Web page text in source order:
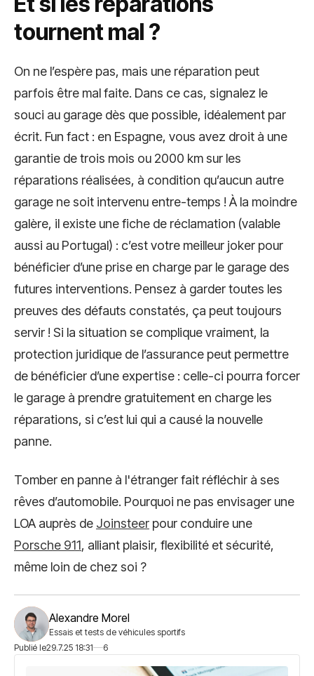
tournent mal ?
On ne l’espère pas, mais une réparation peut
parfois être mal faite. Dans ce cas, signalez le
souci au garage dès que possible, idéalement par
écrit. Fun fact : en Espagne, vous avez droit à une
garantie de trois mois ou 2000 km sur les
réparations réalisées, à condition qu’aucun autre
garage ne soit intervenu entre-temps ! À la moindre
galère, il existe une fiche de réclamation (valable
aussi au Portugal) : c’est votre meilleur joker pour
bénéficier d’une prise en charge par le garage des
futures interventions. Pensez à garder toutes les
preuves des défauts constatés, ça peut toujours
servir ! Si la situation se complique vraiment, la
protection juridique de l’assurance peut permettre
de bénéficier d’une expertise : celle-ci pourra forcer
le garage à prendre gratuitement en charge les
réparations, si c’est lui qui a causé la nouvelle
panne.
Tomber en panne à l'étranger fait réfléchir à ses
rêves d’automobile. Pourquoi ne pas envisager une
LOA auprès de Joinsteer pour conduire une
Porsche 911, alliant plaisir, flexibilité et sécurité,
même loin de chez soi ?
Alexandre Morel
Essais et tests de véhicules sportifs
Publié le29.7.25 18:31 6